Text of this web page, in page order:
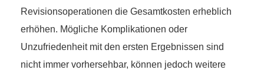
Revisionsoperationen die Gesamtkosten erheblich
erhöhen. Mögliche Komplikationen oder
Unzufriedenheit mit den ersten Ergebnissen sind
nicht immer vorhersehbar, können jedoch weitere